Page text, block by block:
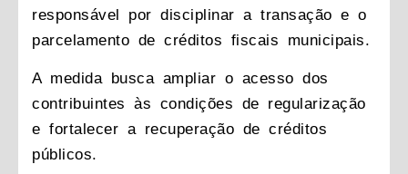
responsável por disciplinar a transação e o
parcelamento de créditos fiscais municipais.
A medida busca ampliar o acesso dos
contribuintes às condições de regularização
e fortalecer a recuperação de créditos
públicos.